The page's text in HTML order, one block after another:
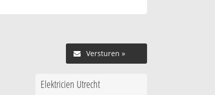
Versturen »
Elektricien Utrecht